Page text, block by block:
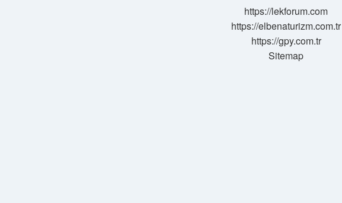
https://lekforum.com
https://elbenaturizm.com.tr
https://gpy.com.tr
Sitemap